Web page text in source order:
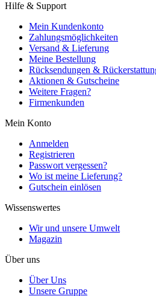
Hilfe & Support
Mein Kundenkonto
Zahlungsmöglichkeiten
Versand & Lieferung
Meine Bestellung
Rücksendungen &
Aktionen & Gutscheine
Weitere Fragen?
Firmenkunden
Mein Konto
Anmelden
Registrieren
Passwort vergessen?
Wo ist meine Lieferung?
Gutschein einlösen
Wissenswertes
Wir und unsere Umwelt
Magazin
Über uns
Über Uns
Unsere Gruppe